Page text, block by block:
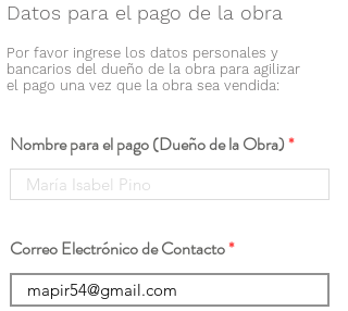
Datos para el pago de la obra
Por favor ingrese los datos personales y
bancarios del dueño de la obra para agilizar
el pago una vez que la obra sea vendida:
Nombre para el pago (Dueño de la Obra)
Correo Electrónico de Contacto